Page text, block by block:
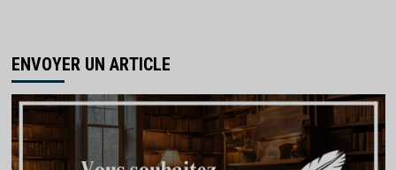
ENVOYER UN ARTICLE